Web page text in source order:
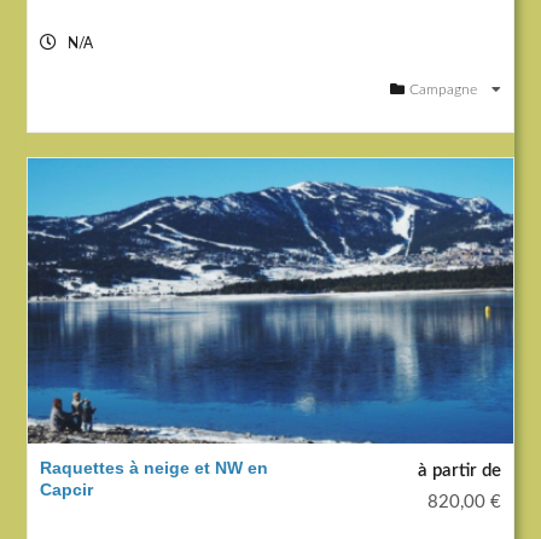
N/A
Campagne
Raquettes à neige et NW en
Capcir
à partir de
820,00 €